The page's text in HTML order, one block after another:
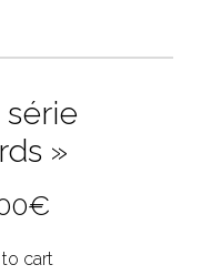
série
»
€
cart